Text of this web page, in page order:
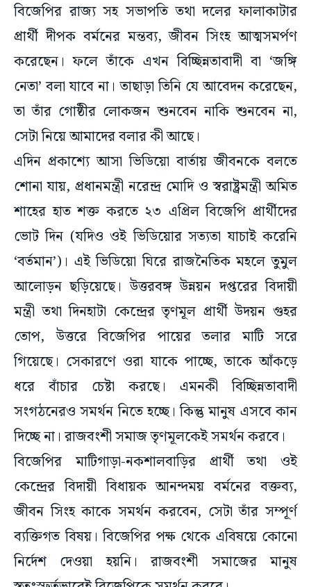
বিজেপির রাজ্য সহ সভাপতি তথা দলের ফালাকাটার
প্রার্থী দীপক বর্মনের মন্তব্য, জীবন সিংহ আত্মসমর্পণ
করেছেন। ফলে তাঁকে এখন বিচ্ছিন্নতাবাদী বা ‘জঙ্গি
নেতা’ বলা যাবে না। তাছাড়া তিনি যে আবেদন করেছেন,
তা তাঁর গোষ্ঠীর লোকজন শুনবেন নাকি শুনবেন না,
সেটা নিয়ে আমাদের বলার কী আছে।
এদিন প্রকাশ্যে আসা ভিডিয়ো বার্তায় জীবনকে বলতে
শোনা যায়, প্রধানমন্ত্রী নরেন্দ্র মোদি ও স্বরাষ্ট্রমন্ত্রী অমিত
শাহের হাত শক্ত করতে ২৩ এপ্রিল বিজেপি প্রার্থীদের
ভোট দিন (যদিও ওই ভিডিয়োর সত্যতা যাচাই করেনি
‘বর্তমান’)। এই ভিডিয়ো ঘিরে রাজনৈতিক মহলে তুমুল
আলোড়ন ছড়িয়েছে। উত্তরবঙ্গ উন্নয়ন দপ্তরের বিদায়ী
মন্ত্রী তথা দিনহাটা কেন্দ্রের তৃণমূল প্রার্থী উদয়ন গুহর
তোপ, উত্তরে বিজেপির পায়ের তলার মাটি সরে
গিয়েছে। সেকারণে ওরা যাকে পাচ্ছে, তাকে আঁকড়ে
ধরে বাঁচার চেষ্টা করছে। এমনকী বিচ্ছিন্নতাবাদী
সংগঠনেরও সমর্থন নিতে হচ্ছে। কিন্তু মানুষ এসবে কান
দিচ্ছে না। রাজবংশী সমাজ তৃণমূলকেই সমর্থন করবে।
বিজেপির মাটিগাড়া-নকশালবাড়ির প্রার্থী তথা ওই
কেন্দ্রের বিদায়ী বিধায়ক আনন্দময় বর্মনের বক্তব্য,
জীবন সিংহ কাকে সমর্থন করবেন, সেটা তাঁর সম্পূর্ণ
ব্যক্তিগত বিষয়। বিজেপির পক্ষ থেকে এবিষয়ে কোনো
নির্দেশ দেওয়া হয়নি। রাজবংশী সমাজের মানুষ